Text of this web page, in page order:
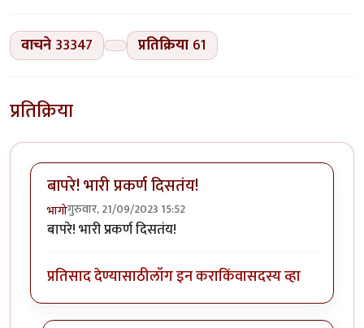
वाचने 33347 प्रतिक्रिया 61
प्रतिक्रिया
बापरे! भारी प्रकर्ण दिसतंय!
भागोगुरुवार, 21/09/2023 15:52
बापरे! भारी प्रकर्ण दिसतंय!
प्रतिसाद देण्यासाठीलॉग इन कराकिंवासदस्य व्हा